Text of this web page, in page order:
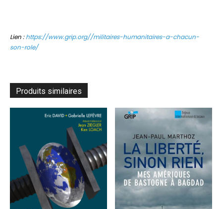
Lien :https://www.grip.org//militaires-humanitaires-a-chacun-
son-role/
Produits similaires